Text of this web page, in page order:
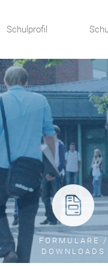
Schulprofil
FORMULARE /
DOWNLOADS